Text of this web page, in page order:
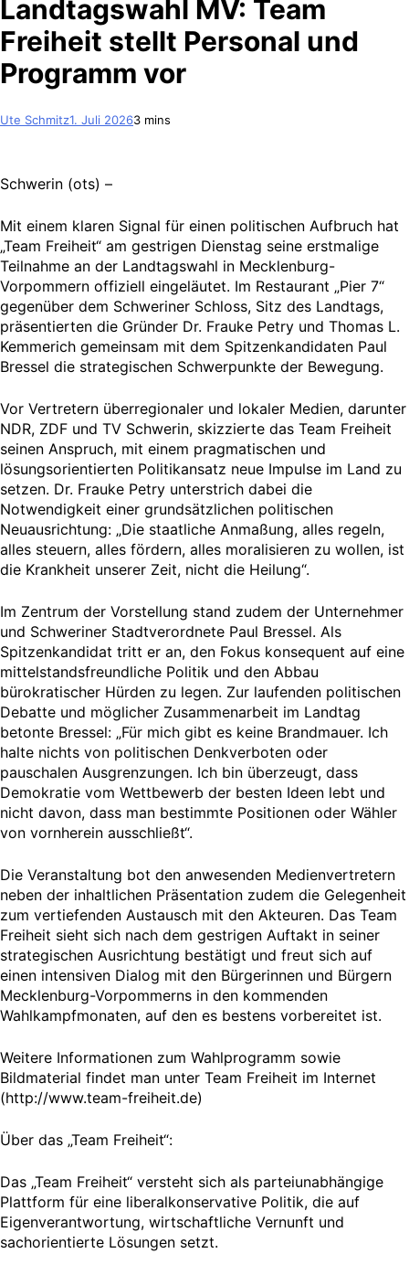
Landtagswahl MV: Team
Freiheit stellt Personal und
Programm vor
Ute Schmitz1. Juli 20263 mins
Schwerin (ots) –
Mit einem klaren Signal für einen politischen Aufbruch hat
„Team Freiheit“ am gestrigen Dienstag seine erstmalige
Teilnahme an der Landtagswahl in Mecklenburg-
Vorpommern offiziell eingeläutet. Im Restaurant „Pier 7“
gegenüber dem Schweriner Schloss, Sitz des Landtags,
präsentierten die Gründer Dr. Frauke Petry und Thomas L.
Kemmerich gemeinsam mit dem Spitzenkandidaten Paul
Bressel die strategischen Schwerpunkte der Bewegung.
Vor Vertretern überregionaler und lokaler Medien, darunter
NDR, ZDF und TV Schwerin, skizzierte das Team Freiheit
seinen Anspruch, mit einem pragmatischen und
lösungsorientierten Politikansatz neue Impulse im Land zu
setzen. Dr. Frauke Petry unterstrich dabei die
Notwendigkeit einer grundsätzlichen politischen
Neuausrichtung: „Die staatliche Anmaßung, alles regeln,
alles steuern, alles fördern, alles moralisieren zu wollen, ist
die Krankheit unserer Zeit, nicht die Heilung“.
Im Zentrum der Vorstellung stand zudem der Unternehmer
und Schweriner Stadtverordnete Paul Bressel. Als
Spitzenkandidat tritt er an, den Fokus konsequent auf eine
mittelstandsfreundliche Politik und den Abbau
bürokratischer Hürden zu legen. Zur laufenden politischen
Debatte und möglicher Zusammenarbeit im Landtag
betonte Bressel: „Für mich gibt es keine Brandmauer. Ich
halte nichts von politischen Denkverboten oder
pauschalen Ausgrenzungen. Ich bin überzeugt, dass
Demokratie vom Wettbewerb der besten Ideen lebt und
nicht davon, dass man bestimmte Positionen oder Wähler
von vornherein ausschließt“.
Die Veranstaltung bot den anwesenden Medienvertretern
neben der inhaltlichen Präsentation zudem die Gelegenheit
zum vertiefenden Austausch mit den Akteuren. Das Team
Freiheit sieht sich nach dem gestrigen Auftakt in seiner
strategischen Ausrichtung bestätigt und freut sich auf
einen intensiven Dialog mit den Bürgerinnen und Bürgern
Mecklenburg-Vorpommerns in den kommenden
Wahlkampfmonaten, auf den es bestens vorbereitet ist.
Weitere Informationen zum Wahlprogramm sowie
Bildmaterial findet man unter Team Freiheit im Internet
(http://www.team-freiheit.de)
Über das „Team Freiheit“:
Das „Team Freiheit“ versteht sich als parteiunabhängige
Plattform für eine liberalkonservative Politik, die auf
Eigenverantwortung, wirtschaftliche Vernunft und
sachorientierte Lösungen setzt.